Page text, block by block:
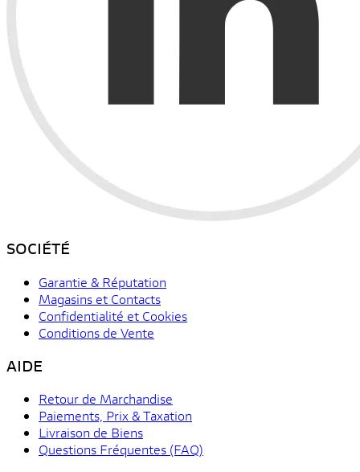
SOCIÉTÉ
Garantie & Réputation
Magasins et Contacts
Confidentialité et Cookies
Conditions de Vente
AIDE
Retour de Marchandise
Paiements, Prix & Taxation
Livraison de Biens
Questions Fréquentes (FAQ)